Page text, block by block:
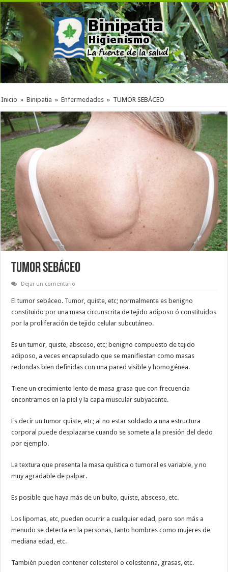
Inicio » Binipatia » Enfermedades » TUMOR SEBÁCEO
TUMOR SEBÁCEO
Dejar un comentario
El tumor sebáceo. Tumor, quiste, etc; normalmente es benigno
constituido por una masa circunscrita de tejido adiposo ó constituidos
por la proliferación de tejido celular subcutáneo.
Es un tumor, quiste, absceso, etc; benigno compuesto de tejido
adiposo, a veces encapsulado que se manifiestan como masas
redondas bien definidas con una pared visible y homogénea.
Tiene un crecimiento lento de masa grasa que con frecuencia
encontramos en la piel y la capa muscular subyacente.
Es decir un tumor quiste, etc; al no estar soldado a una estructura
corporal puede desplazarse cuando se somete a la presión del dedo
por ejemplo.
La textura que presenta la masa quística o tumoral es variable, y no
muy agradable de palpar.
Es posible que haya más de un bulto, quiste, absceso, etc.
Los lipomas, etc, pueden ocurrir a cualquier edad, pero son más a
menudo se detecta en la personas, tanto hombres como mujeres de
mediana edad, etc.
También pueden contener colesterol o colesterina, grasas, etc.